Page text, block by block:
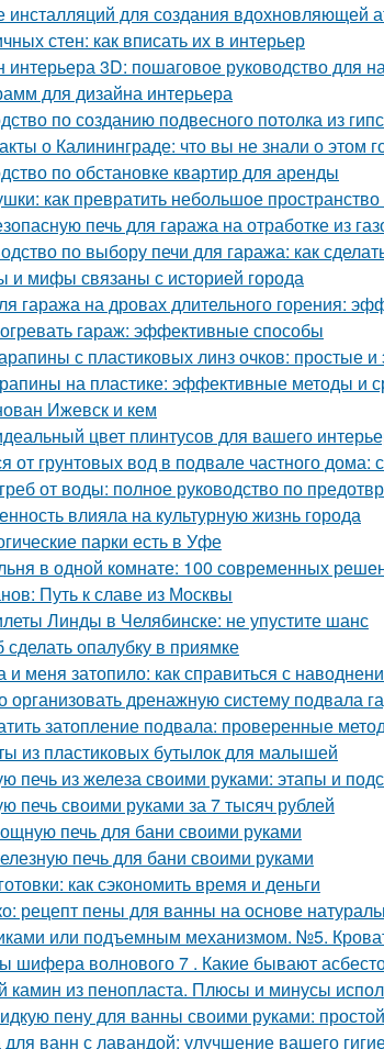
инсталляций для создания вдохновляющей
стен: как вписать их в интерьер
интерьера 3D: пошаговое руководство для
для дизайна интерьера
по созданию подвесного потолка из
о Калининграде: что вы не знали о этом
по обстановке квартир для аренды
как превратить небольшое
печь для гаража на отработке из
по выбору печи для гаража: как
и мифы связаны с историей города
гаража на дровах длительного горения:
гараж: эффективные способы
с пластиковых линз очков: простые
на пластике: эффективные методы и
Ижевск и кем
цвет плинтусов для вашего
от грунтовых вод в подвале частного
от воды: полное руководство по
влияла на культурную жизнь города
парки есть в Уфе
в одной комнате: 100 современных
Путь к славе из Москвы
Линды в Челябинске: не упустите шанс
опалубку в приямке
меня затопило: как справиться с
организовать дренажную систему подвала
затопление подвала: проверенные
из пластиковых бутылок для малышей
печь из железа своими руками: этапы и
печь своими руками за 7 тысяч рублей
печь для бани своими руками
печь для бани своими руками
как сэкономить время и деньги
рецепт пены для ванны на основе
или подъемным механизмом. №5.
шифера волнового 7 . Какие бывают
камин из пенопласта. Плюсы и минусы
пену для ванны своими руками:
ванн с лавандой: улучшение вашего